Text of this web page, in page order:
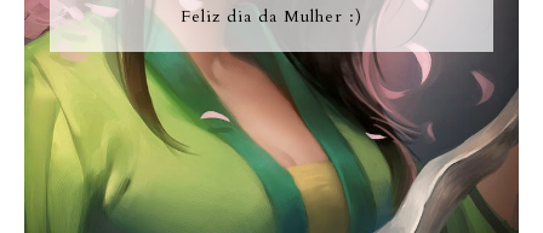
Feliz dia da Mulher :)